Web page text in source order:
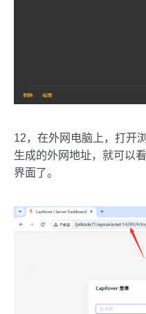
12，在外网电脑上，打开
生成的外网地址，就可以
界面了。